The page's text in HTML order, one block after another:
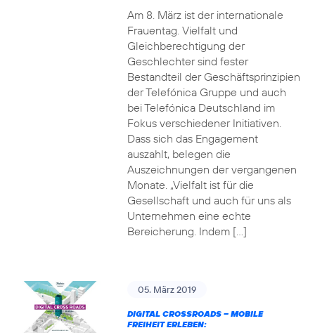
Am 8. März ist der internationale
Frauentag. Vielfalt und
Gleichberechtigung der
Geschlechter sind fester
Bestandteil der Geschäftsprinzipien
der Telefónica Gruppe und auch
bei Telefónica Deutschland im
Fokus verschiedener Initiativen.
Dass sich das Engagement
auszahlt, belegen die
Auszeichnungen der vergangenen
Monate. „Vielfalt ist für die
Gesellschaft und auch für uns als
Unternehmen eine echte
Bereicherung. Indem […]
05. März 2019
DIGITAL CROSSROADS – MOBILE
FREIHEIT ERLEBEN: